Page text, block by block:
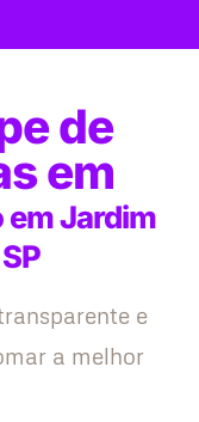
de
em
em Jardim
e
a melhor